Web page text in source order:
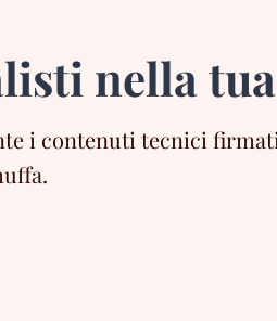
nella
i contenuti tecnici